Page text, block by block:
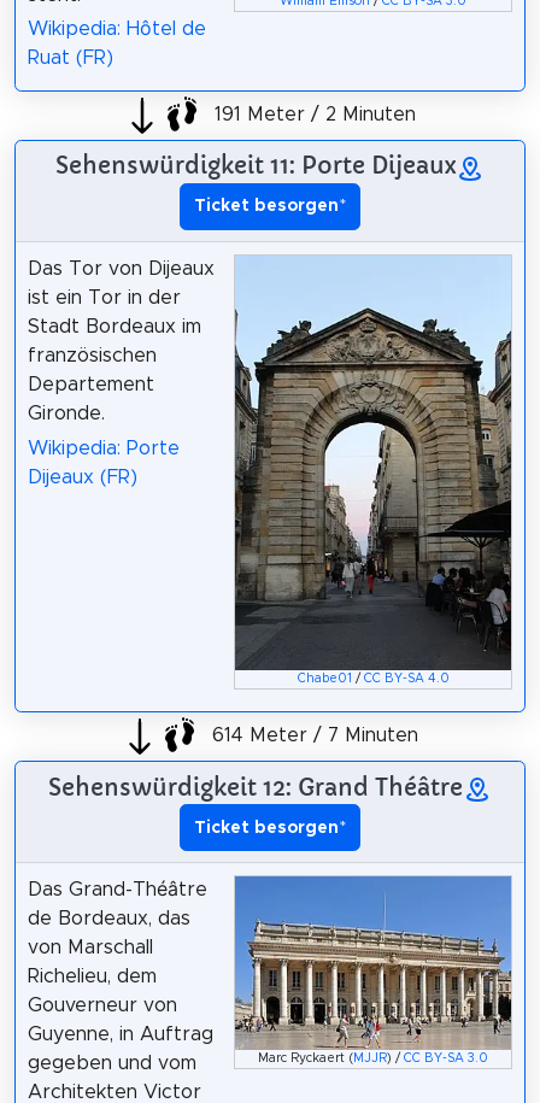
Wikipedia: Hôtel de
Ruat (FR)
191 Meter / 2 Minuten
Sehenswürdigkeit 11: Porte Dijeaux
Ticket besorgen*
Chabe01 / CC BY-SA 4.0
Das Tor von Dijeaux
ist ein Tor in der
Stadt Bordeaux im
französischen
Departement
Gironde.
Wikipedia: Porte
Dijeaux (FR)
614 Meter / 7 Minuten
Sehenswürdigkeit 12: Grand Théâtre
Ticket besorgen*
Marc Ryckaert ( MJJR) /CC BY-SA 3.0
Das Grand-Théâtre
de Bordeaux, das
von Marschall
Richelieu, dem
Gouverneur von
Guyenne, in Auftrag
gegeben und vom
Architekten Victor